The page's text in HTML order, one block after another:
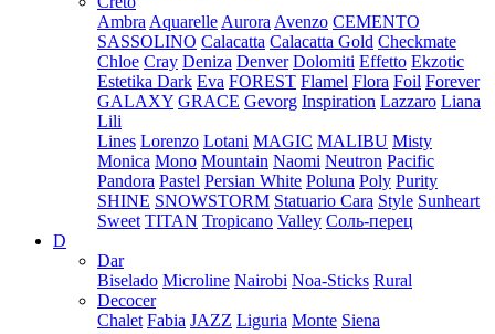
Ambra Aquarelle Aurora Avenzo CEMENTO
SASSOLINO Calacatta Calacatta Gold Checkmate
Chloe Cray Deniza Denver Dolomiti Effetto Ekzotic
Estetika Dark Eva FOREST Flamel Flora Foil Forever
GALAXY GRACE Gevorg Inspiration Lazzaro Liana
Lili
Lines Lorenzo Lotani MAGIC MALIBU Misty
Monica Mono Mountain Naomi Neutron Pacific
Pandora Pastel Persian White Poluna Poly Purity
SHINE SNOWSTORM Statuario Cara Style Sunheart
Sweet TITAN Tropicano Valley Соль-перец
D
Dar
Biselado Microline Nairobi Noa-Sticks Rural
Decocer
Chalet Fabia JAZZ Liguria Monte Siena